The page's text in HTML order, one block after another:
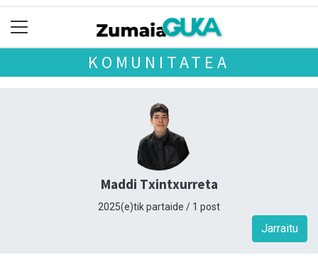
KOMUNITATEA
Maddi Txintxurreta
2025(e)tik partaide / 1 post
Jarraitu